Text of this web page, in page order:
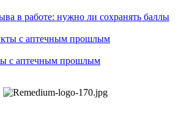
в работе: нужно ли сохранять баллы
с аптечным прошлым